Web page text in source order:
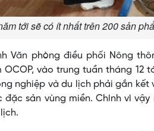
tới sẽ có ít nhất trên 200 sản
Văn phòng điều phối Nông
vào trung tuần tháng 12
nghiệp và du lịch phải gắn kết
sản vùng miền. Chính vì